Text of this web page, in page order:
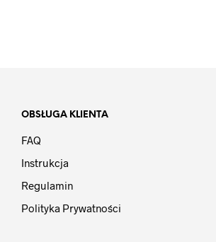
OBSŁUGA KLIENTA
FAQ
Instrukcja
Regulamin
Polityka Prywatności